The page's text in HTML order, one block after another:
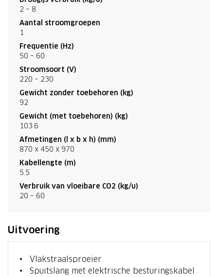
2 – 8
Aantal stroomgroepen
1
Frequentie (Hz)
50 – 60
Stroomsoort (V)
220 – 230
Gewicht zonder toebehoren (kg)
92
Gewicht (met toebehoren) (kg)
103.6
Afmetingen (l x b x h) (mm)
870 x 450 x 970
Kabellengte (m)
5.5
Verbruik van vloeibare CO2 (kg/u)
20 – 60
Uitvoering
Vlakstraalsproeier
Spuitslang met elektrische besturingskabel